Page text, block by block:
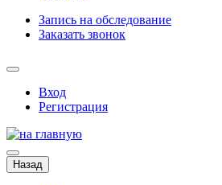
Запись на обследование
Заказать звонок
Вход
Регистрация
Назад